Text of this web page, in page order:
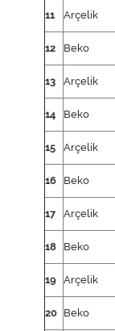
11 Arçelik
12 Beko
13 Arçelik
14 Beko
15 Arçelik
16 Beko
17 Arçelik
18 Beko
19 Arçelik
20 Beko